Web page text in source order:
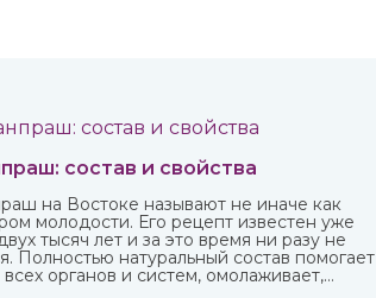
состав и свойства
на Востоке называют не иначе как
молодости. Его рецепт известен уже
тысяч лет и за это время ни разу не
Полностью натуральный состав помогает
органов и систем, омолаживает,